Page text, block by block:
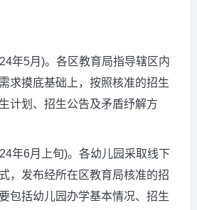
年5月)。各区教育局指导辖区内
求摸底基础上，按照核准的招生
计划、招生公告及矛盾纾解方
年6月上旬)。各幼儿园采取线下
，发布经所在区教育局核准的招
包括幼儿园办学基本情况、招生